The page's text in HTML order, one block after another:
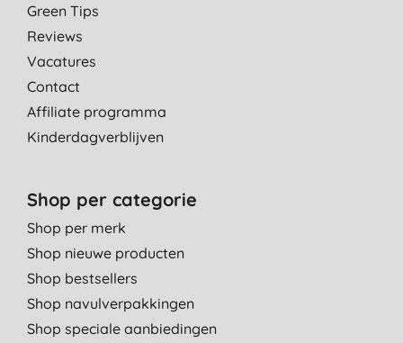
Heerlijke geur en makkelijk in gebruik
Zeer lekker geu
fijn product
Zalig product
27-9-2018
Green Tips
Reviews
Vacatures
Contact
Affiliate programma
Kinderdagverblijven
Shop per categorie
Shop per merk
Shop nieuwe producten
Shop bestsellers
Shop navulverpakkingen
Shop speciale aanbiedingen